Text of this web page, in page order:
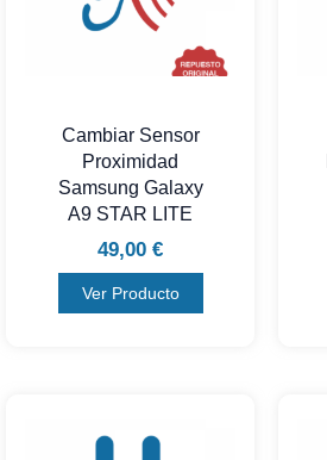
Cambiar Sensor
Proximidad
Samsung Galaxy
A9 STAR LITE
49,00 €
Ver Producto